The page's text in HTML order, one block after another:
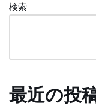
検索
最近の投